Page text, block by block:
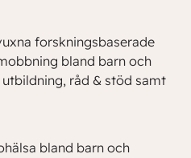
forskningsbaserade
bland barn och
råd & stöd samt
bland barn och